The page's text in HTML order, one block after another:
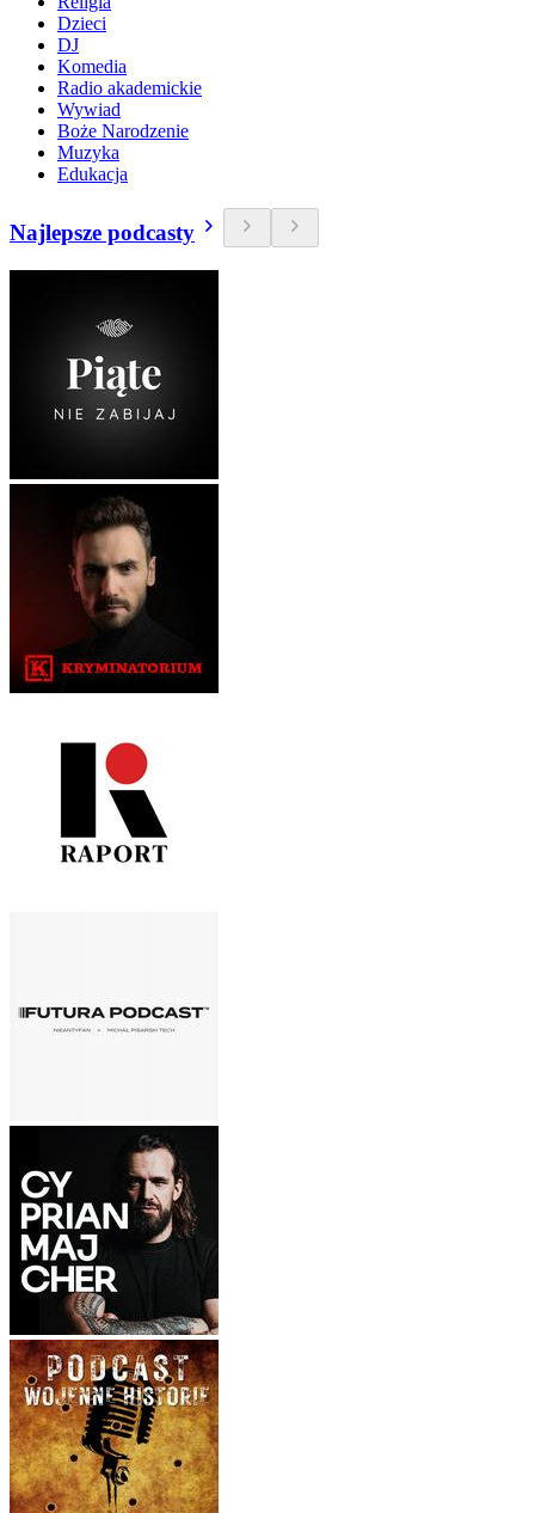
Dzieci
DJ
Komedia
Radio akademickie
Wywiad
Boże Narodzenie
Muzyka
Edukacja
Najlepsze podcasty